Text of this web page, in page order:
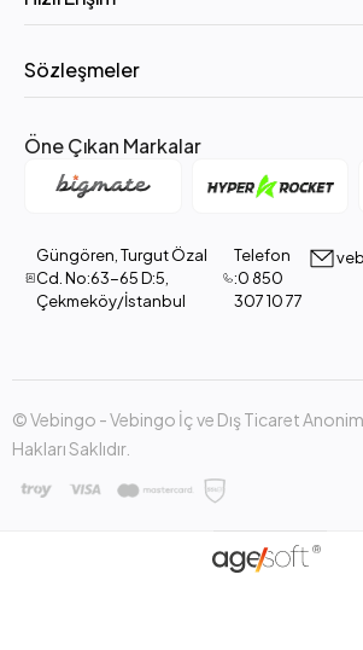
Sözleşmeler
Öne Çıkan Markalar
Güngören, Turgut Özal
Cd. No:63-65 D:5,
Çekmeköy/İstanbul
Telefon
:0 850
307 10 77
© Vebingo - Vebingo İç ve Dış Ticaret
Hakları Saklıdır.